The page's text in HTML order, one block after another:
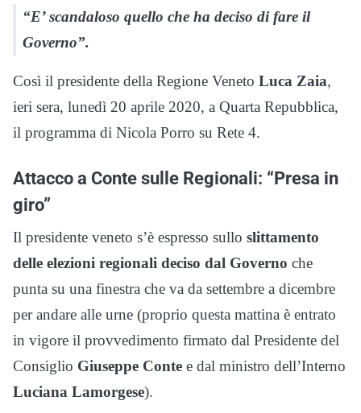
“E’ scandaloso quello che ha deciso di fare il
Governo”.
Così il presidente della Regione Veneto Luca Zaia,
ieri sera, lunedì 20 aprile 2020, a Quarta Repubblica,
il programma di Nicola Porro su Rete 4.
Attacco a Conte sulle Regionali: “Presa in
giro”
Il presidente veneto s’è espresso sullo slittamento
delle elezioni regionali deciso dal Governo che
punta su una finestra che va da settembre a dicembre
per andare alle urne (proprio questa mattina è entrato
in vigore il provvedimento firmato dal Presidente del
Consiglio Giuseppe Conte e dal ministro dell’Interno
Luciana Lamorgese).